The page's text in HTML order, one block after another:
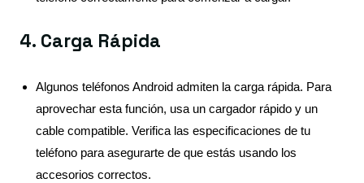
4. Carga Rápida
Algunos teléfonos Android admiten la carga rápida. Para
aprovechar esta función, usa un cargador rápido y un
cable compatible. Verifica las especificaciones de tu
teléfono para asegurarte de que estás usando los
accesorios correctos.